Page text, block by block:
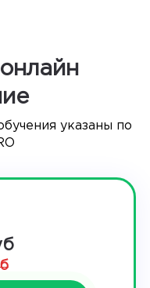
указаны по